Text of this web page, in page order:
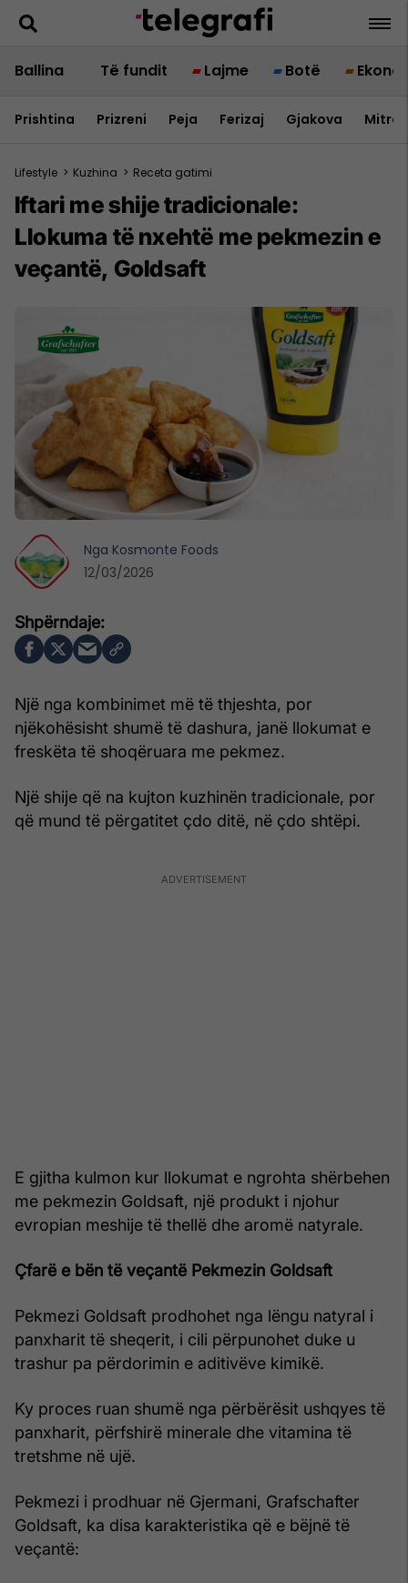
Ballina Të fundit Lajme Botë
Prishtina Prizreni Peja Ferizaj Gjakova
Lifestyle > Kuzhina > Receta gatimi
Iftari me shije tradicionale:
Llokuma të nxehtë me pekmezin e
veçantë, Goldsaft
Një nga kombinimet më të thjeshta, por
njëkohësisht shumë të dashura, janë llokumat e
freskëta të shoqëruara me pekmez.
Një shije që na kujton kuzhinën tradicionale, por
që mund të përgatitet çdo ditë, në çdo shtëpi.
E gjitha kulmon kur llokumat e ngrohta shërbehen
me pekmezin Goldsaft, një produkt i njohur
evropian meshije të thellë dhe aromë natyrale.
Çfarë e bën të veçantë Pekmezin Goldsaft
Pekmezi Goldsaft prodhohet nga lëngu natyral i
panxharit të sheqerit, i cili përpunohet duke u
trashur pa përdorimin e aditivëve kimikë.
Ky proces ruan shumë nga përbërësit ushqyes të
panxharit, përfshirë minerale dhe vitamina të
tretshme në ujë.
Pekmezi i prodhuar në Gjermani, Grafschafter
Goldsaft, ka disa karakteristika që e bëjnë të
veçantë:
Nga Kosmonte Foods
12/03/2026